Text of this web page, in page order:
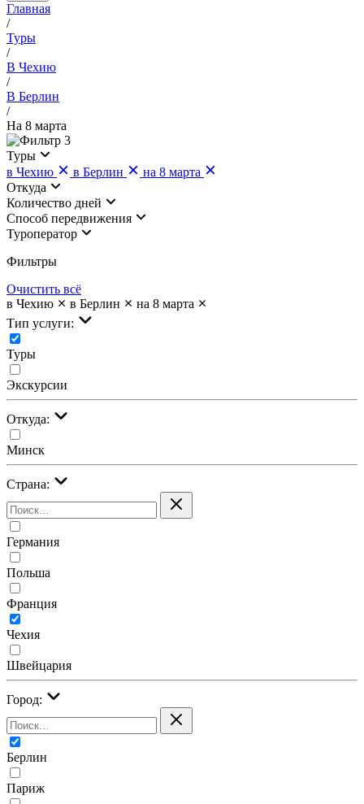
Главная
/
Туры
/
В Чехию
/
В Берлин
/
На 8 марта
3
Туры
в Чехию
в Берлин
на 8 марта
Откуда
Количество дней
Cпособ передвижения
Туроператор
Фильтры
Очистить всё
в Чехию
в Берлин
на 8 марта
Тип услуги:
Туры
Экскурсии
Откуда:
Минск
Страна:
Германия
Польша
Франция
Чехия
Швейцария
Город:
Берлин
Париж